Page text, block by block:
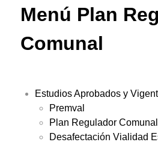
Menú Plan
Comunal
Estudios Aprobados y
Premval
Plan Regulador Comunal
Desafectación Vialidad